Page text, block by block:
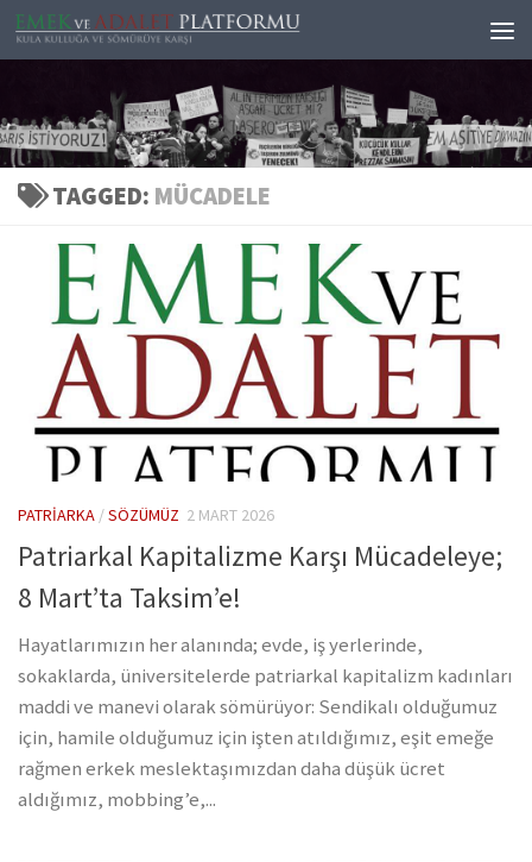
Skip to content
TAGGED: MÜCADELE
PATRIARKA /SÖZÜMÜZ 2 MART 2026
Patriarkal Kapitalizme Karşı Mücadeleye;
8 Mart’ta Taksim’e!
Hayatlarımızın her alanında; evde, iş yerlerinde,
sokaklarda, üniversitelerde patriarkal kapitalizm kadınları
maddi ve manevi olarak sömürüyor: Sendikalı olduğumuz
için, hamile olduğumuz için işten atıldığımız, eşit emeğe
rağmen erkek meslektaşımızdan daha düşük ücret
aldığımız, mobbing’e,...